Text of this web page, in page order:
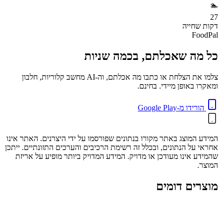
🏊
27
דקות שחייה
FoodPal
כל מה שאכלתם, בכמה שניות
צלמו את הצלחת או כתבו מה אכלתם, וה-AI מחשב קלוריות, חלבון
ומאקרו באופן מיידי. בחינם.
הורידו מ-Google Play
המידע המוצג באתר מקורו בנתונים שפורסמו על ידי היצרנים. האתר אינו
אחראי על הנתונים, ובכלל זה רשימת הרכיבים והערכים התזונתיים. ייתכן
שהמידע אינו מעודכן או מדויק. המידע המדויק ביותר מופיע על אריזת
המוצר.
מוצרים דומים